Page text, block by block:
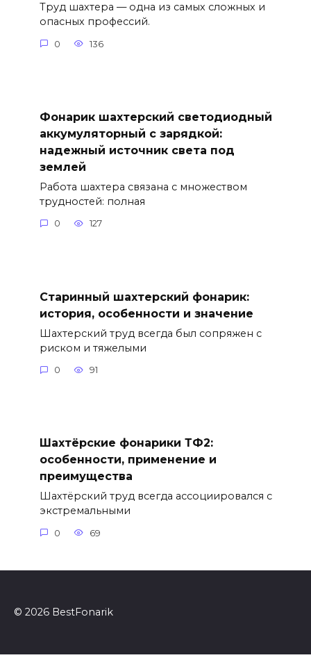
Труд шахтера — одна из самых сложных и
опасных профессий.
0 136
Фонарик шахтерский светодиодный
аккумуляторный с зарядкой:
надежный источник света под
землей
Работа шахтера связана с множеством
трудностей: полная
0 127
Старинный шахтерский фонарик:
история, особенности и значение
Шахтерский труд всегда был сопряжен с
риском и тяжелыми
0 91
Шахтёрские фонарики ТФ2:
особенности, применение и
преимущества
Шахтёрский труд всегда ассоциировался с
экстремальными
0 69
© 2026 BestFonarik